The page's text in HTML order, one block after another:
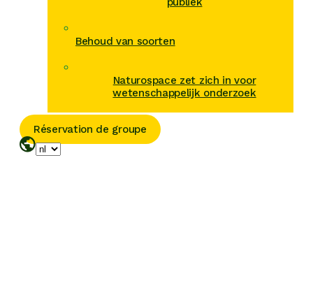
Behoud van soorten
Naturospace zet zich in voor
wetenschappelijk onderzoek
Réservation de groupe